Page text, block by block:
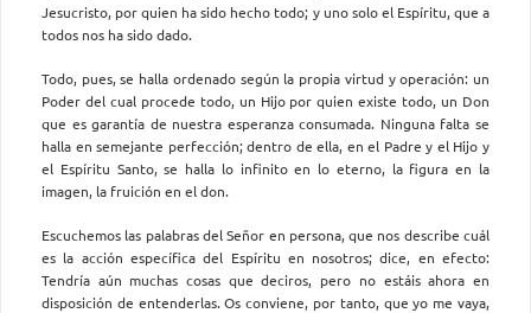
Jesucristo, por quien ha sido hecho todo; y uno solo el Espíritu, que a
todos nos ha sido dado.
Todo, pues, se halla ordenado según la propia virtud y operación: un
Poder del cual procede todo, un Hijo por quien existe todo, un Don
que es garantía de nuestra esperanza consumada. Ninguna falta se
halla en semejante perfección; dentro de ella, en el Padre y el Hijo y
el Espíritu Santo, se halla lo infinito en lo eterno, la figura en la
imagen, la fruición en el don.
Escuchemos las palabras del Señor en persona, que nos describe cuál
es la acción específica del Espíritu en nosotros; dice, en efecto:
Tendría aún muchas cosas que deciros, pero no estáis ahora en
disposición de entenderlas. Os conviene, por tanto, que yo me vaya,